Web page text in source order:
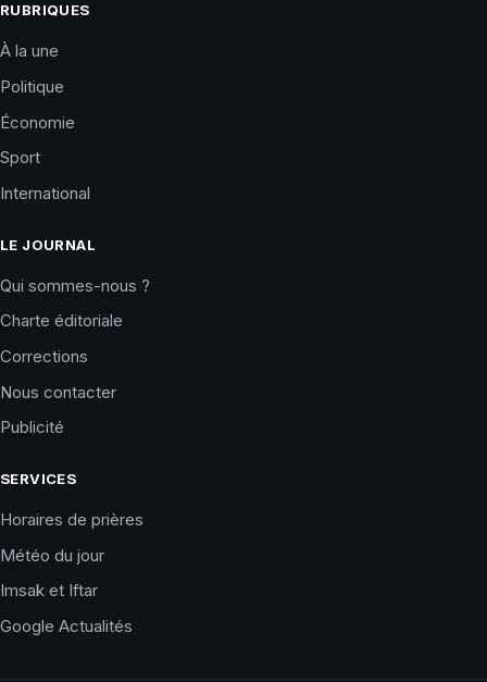
RUBRIQUES
À la une
Politique
Économie
Sport
International
LE JOURNAL
Qui sommes-nous ?
Charte éditoriale
Corrections
Nous contacter
Publicité
SERVICES
Horaires de prières
Météo du jour
Imsak et Iftar
Google Actualités